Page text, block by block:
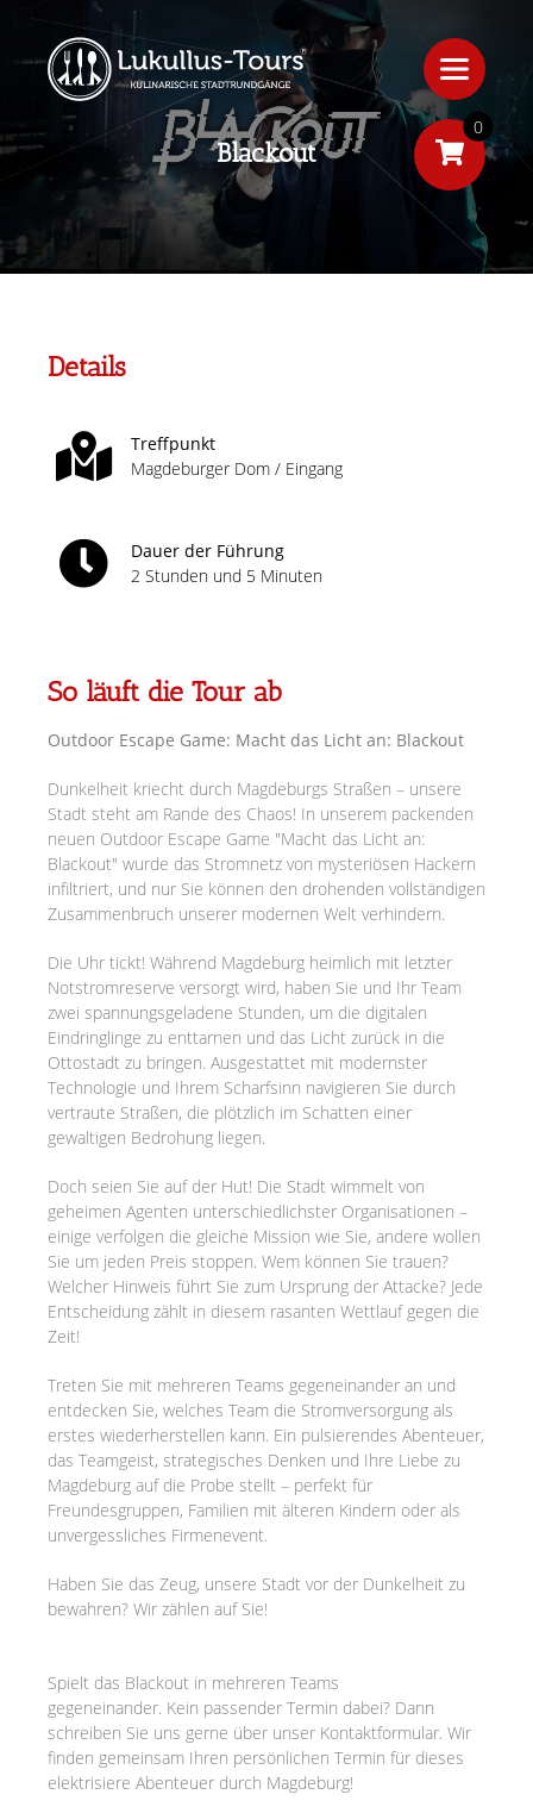
Blackout
Details
Treffpunkt
Magdeburger Dom / Eingang
Dauer der Führung
2 Stunden und 5 Minuten
So läuft die Tour ab
Outdoor Escape Game: Macht das Licht an: Blackout
Dunkelheit kriecht durch Magdeburgs Straßen – unsere
Stadt steht am Rande des Chaos! In unserem packenden
neuen Outdoor Escape Game "Macht das Licht an:
Blackout" wurde das Stromnetz von mysteriösen Hackern
infiltriert, und nur Sie können den drohenden vollständigen
Zusammenbruch unserer modernen Welt verhindern.
Die Uhr tickt! Während Magdeburg heimlich mit letzter
Notstromreserve versorgt wird, haben Sie und Ihr Team
zwei spannungsgeladene Stunden, um die digitalen
Eindringlinge zu enttarnen und das Licht zurück in die
Ottostadt zu bringen. Ausgestattet mit modernster
Technologie und Ihrem Scharfsinn navigieren Sie durch
vertraute Straßen, die plötzlich im Schatten einer
gewaltigen Bedrohung liegen.
Doch seien Sie auf der Hut! Die Stadt wimmelt von
geheimen Agenten unterschiedlichster Organisationen –
einige verfolgen die gleiche Mission wie Sie, andere wollen
Sie um jeden Preis stoppen. Wem können Sie trauen?
Welcher Hinweis führt Sie zum Ursprung der Attacke? Jede
Entscheidung zählt in diesem rasanten Wettlauf gegen die
Zeit!
Treten Sie mit mehreren Teams gegeneinander an und
entdecken Sie, welches Team die Stromversorgung als
erstes wiederherstellen kann. Ein pulsierendes Abenteuer,
das Teamgeist, strategisches Denken und Ihre Liebe zu
Magdeburg auf die Probe stellt – perfekt für
Freundesgruppen, Familien mit älteren Kindern oder als
unvergessliches Firmenevent.
Haben Sie das Zeug, unsere Stadt vor der Dunkelheit zu
bewahren? Wir zählen auf Sie!
Spielt das Blackout in mehreren Teams
gegeneinander. Kein passender Termin dabei? Dann
schreiben Sie uns gerne über unser Kontaktformular. Wir
finden gemeinsam Ihren persönlichen Termin für dieses
elektrisiere Abenteuer durch Magdeburg!
0